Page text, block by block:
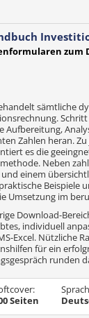
zum
sämtliche
Aufbereitung,
Zahlen heran.
es die
Neben
einem
Beispiele
Umsetzung im
Download-
individuell
Excel. Nützliche
für ein
runden
Seiten